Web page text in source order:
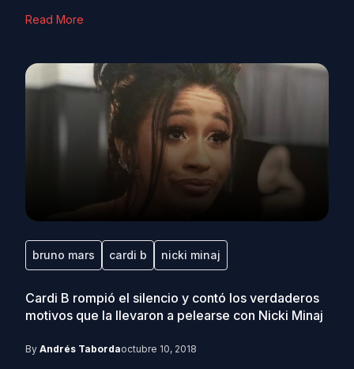
Read More
bruno mars cardi b nicki minaj
Cardi B rompió el silencio y contó los verdaderos
motivos que la llevaron a pelearse con Nicki Minaj
By Andrés Tabordaoctubre 10, 2018